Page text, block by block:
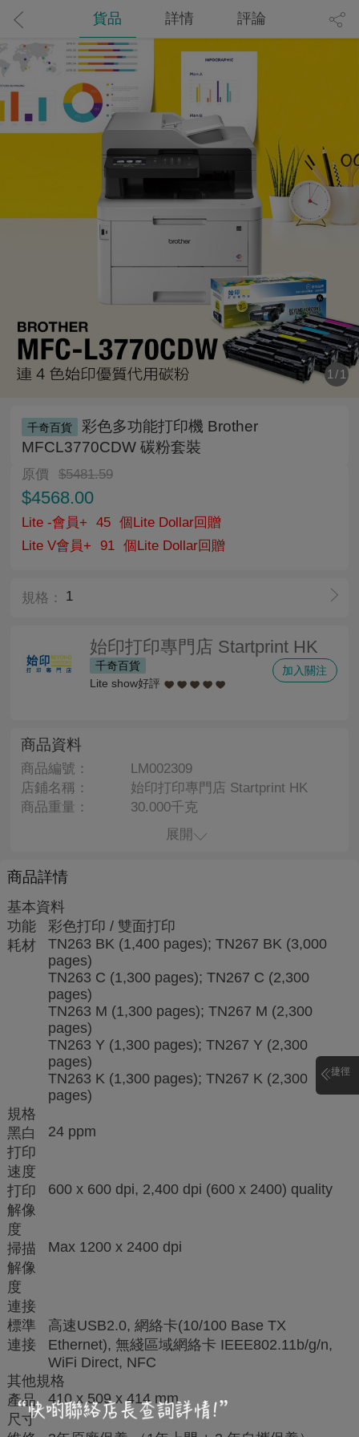
貨品 詳情 評論
1 /1
千奇百貨
彩色多功能打印機 Brother
MFCL3770CDW 碳粉套裝
原價 $5481.59
$4568.00
Lite -會員+ 45 個Lite Dollar回贈
Lite V會員+
91 個Lite Dollar回贈
規格： 1
始印打印專門店 Startprint HK
千奇百貨
Lite show好評
加入關注
商品資料
商品編號：
LM002309
店鋪名稱：
始印打印專門店 Startprint HK
商品重量：
30.000千克
展開
商品詳情
基本資料
功能
彩色打印 / 雙面打印
耗材
TN263 BK (1,400 pages); TN267 BK (3,000
pages)
TN263 C (1,300 pages); TN267 C (2,300
pages)
TN263 M (1,300 pages); TN267 M (2,300
pages)
TN263 Y (1,300 pages); TN267 Y (2,300
pages)
TN263 K (1,300 pages); TN267 K (2,300
pages)
規格
黑白
打印
速度
24 ppm
打印
解像
度
600 x 600 dpi, 2,400 dpi (600 x 2400) quality
掃描
解像
度
Max 1200 x 2400 dpi
連接
標準
連接
高速USB2.0, 網絡卡(10/100 Base TX
Ethernet), 無綫區域網絡卡 IEEE802.11b/g/n,
WiFi Direct, NFC
其他規格
產品
尺寸
410 x 509 x 414 mm
捷徑